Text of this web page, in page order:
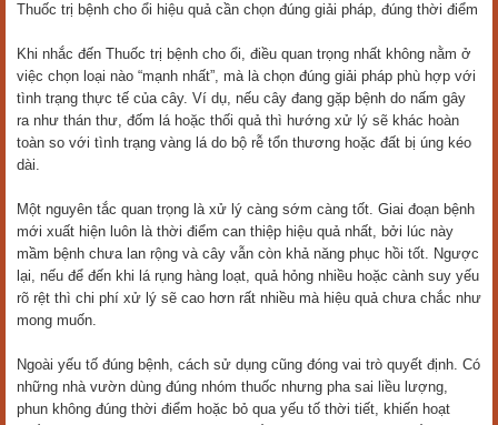
Thuốc trị bệnh cho ổi hiệu quả cần chọn đúng giải pháp, đúng thời điểm
Khi nhắc đến Thuốc trị bệnh cho ổi, điều quan trọng nhất không nằm ở
việc chọn loại nào “mạnh nhất”, mà là chọn đúng giải pháp phù hợp với
tình trạng thực tế của cây. Ví dụ, nếu cây đang gặp bệnh do nấm gây
ra như thán thư, đốm lá hoặc thối quả thì hướng xử lý sẽ khác hoàn
toàn so với tình trạng vàng lá do bộ rễ tổn thương hoặc đất bị úng kéo
dài.
Một nguyên tắc quan trọng là xử lý càng sớm càng tốt. Giai đoạn bệnh
mới xuất hiện luôn là thời điểm can thiệp hiệu quả nhất, bởi lúc này
mầm bệnh chưa lan rộng và cây vẫn còn khả năng phục hồi tốt. Ngược
lại, nếu để đến khi lá rụng hàng loạt, quả hỏng nhiều hoặc cành suy yếu
rõ rệt thì chi phí xử lý sẽ cao hơn rất nhiều mà hiệu quả chưa chắc như
mong muốn.
Ngoài yếu tố đúng bệnh, cách sử dụng cũng đóng vai trò quyết định. Có
những nhà vườn dùng đúng nhóm thuốc nhưng pha sai liều lượng,
phun không đúng thời điểm hoặc bỏ qua yếu tố thời tiết, khiến hoạt